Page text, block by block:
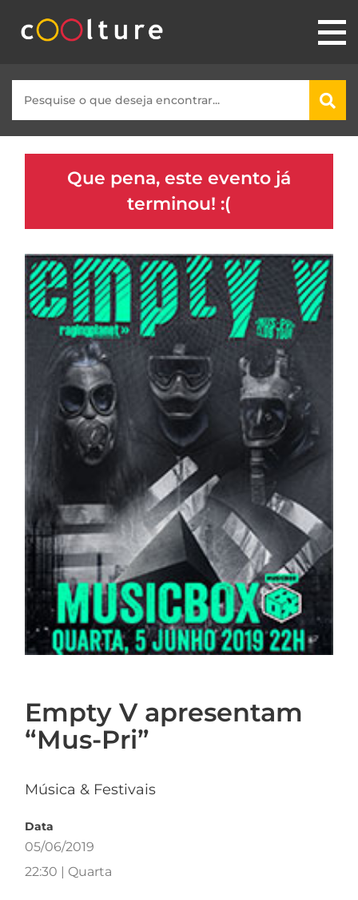
Que pena, este evento já
terminou! :(
Empty V apresentam
“Mus-Pri”
Música & Festivais
Data
05/06/2019
22:30 | Quarta